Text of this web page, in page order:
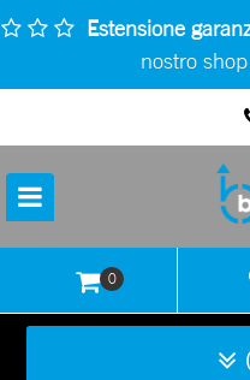
Estensione
nostro
0